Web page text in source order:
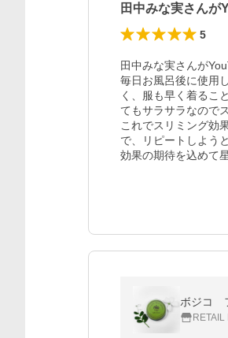
田中みな実さん
5
田中みな実さんが
毎日お風呂後に使用
く、服も早く着るこ
てもサラサラなので
これでスリミング効
で、リピートしよう
効果の期待を込めて
ボジコ
RETAIL